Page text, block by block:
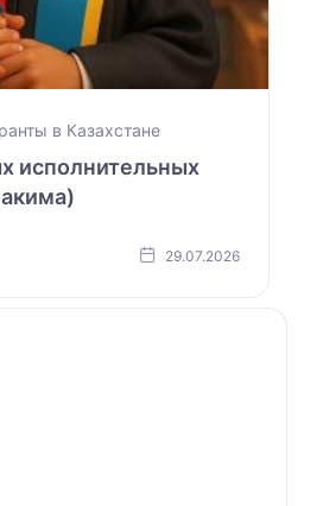
в Казахстане
исполнительных
29.07.2026